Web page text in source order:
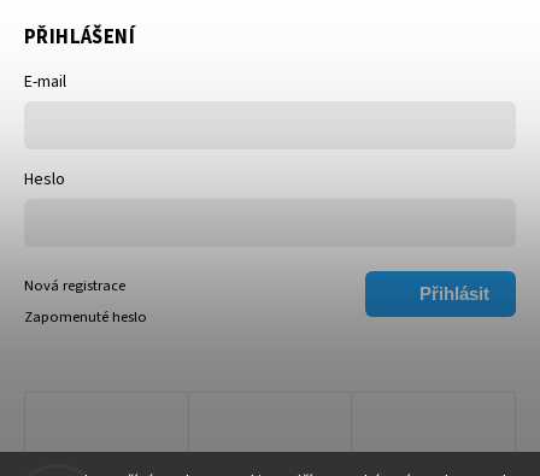
PŘIHLÁŠENÍ
E-mail
Heslo
Přihlásit
Nová registrace
Zapomenuté heslo